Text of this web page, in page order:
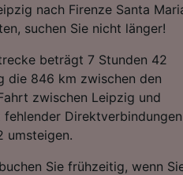
nach Firenze Santa
suchen Sie nicht länger!
beträgt 7 Stunden 42
die 846 km zwischen den
zwischen Leipzig und
Direktverbindungen
umsteigen.
Sie frühzeitig, wenn